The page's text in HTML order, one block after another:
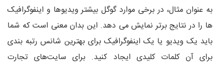
به عنوان مثال، در برخی موارد گوگل بیشتر ویدیوها و اینفوگرافیک
ها را در نتایج برتر نمایش می دهد. این بدان معنی است که شما
باید یک ویدیو یا یک اینفوگرافیک برای بهترین شانس رتبه بندی
برای آن کلمات کلیدی ایجاد کنید. برای سایت‌های تجارت